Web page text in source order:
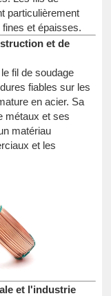
particulièrement
et épaisses.
et de
fil de soudage
fiables sur les
en acier. Sa
métaux et ses
matériau
et les
et l'industrie